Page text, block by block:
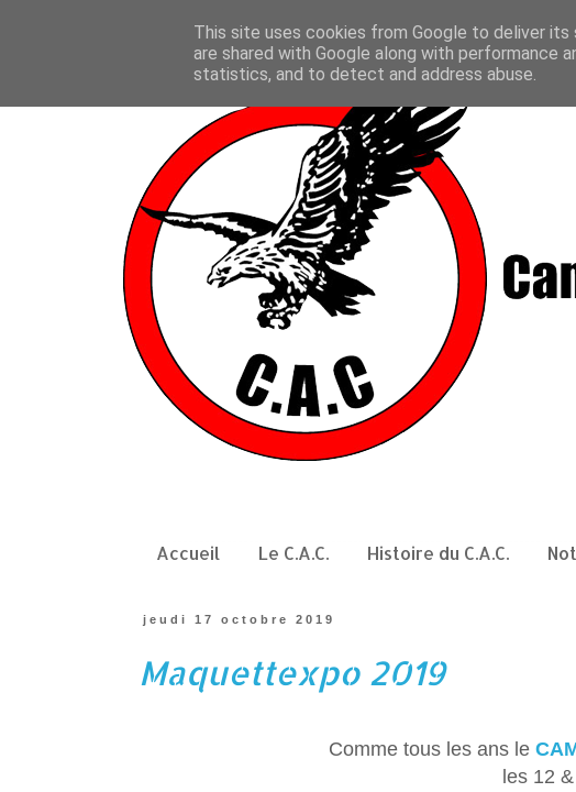
Accueil Le C.A.C. Histoire du C.A.C.
jeudi 17 octobre 2019
Maquettexpo 2019
Comme tous les ans le
les 12
This site uses cookies from Google to deliver
are shared with Google along with performance
statistics, and to detect and address abuse.